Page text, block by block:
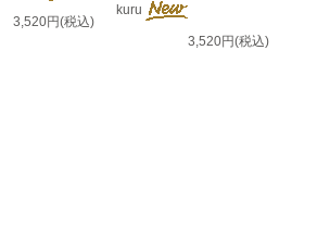
3,520円(税込)
kuru
3,520円(税込)